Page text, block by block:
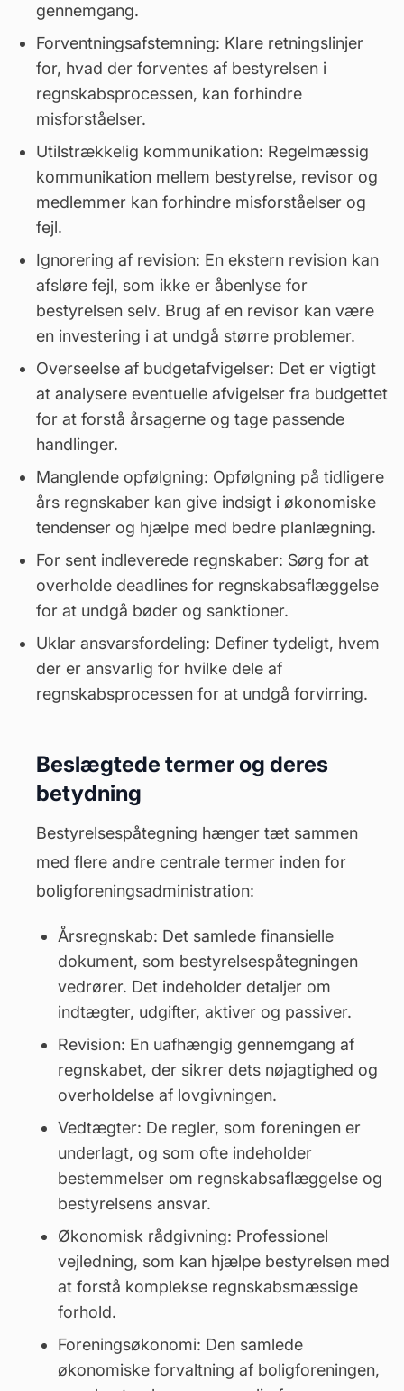
gennemgang.
Forventningsafstemning: Klare retningslinjer
for, hvad der forventes af bestyrelsen i
regnskabsprocessen, kan forhindre
misforståelser.
Utilstrækkelig kommunikation: Regelmæssig
kommunikation mellem bestyrelse, revisor og
medlemmer kan forhindre misforståelser og
fejl.
Ignorering af revision: En ekstern revision kan
afsløre fejl, som ikke er åbenlyse for
bestyrelsen selv. Brug af en revisor kan være
en investering i at undgå større problemer.
Overseelse af budgetafvigelser: Det er vigtigt
at analysere eventuelle afvigelser fra budgettet
for at forstå årsagerne og tage passende
handlinger.
Manglende opfølgning: Opfølgning på tidligere
års regnskaber kan give indsigt i økonomiske
tendenser og hjælpe med bedre planlægning.
For sent indleverede regnskaber: Sørg for at
overholde deadlines for regnskabsaflæggelse
for at undgå bøder og sanktioner.
Uklar ansvarsfordeling: Definer tydeligt, hvem
der er ansvarlig for hvilke dele af
regnskabsprocessen for at undgå forvirring.
Beslægtede termer og deres
betydning
Bestyrelsespåtegning hænger tæt sammen
med flere andre centrale termer inden for
boligforeningsadministration:
Årsregnskab: Det samlede finansielle
dokument, som bestyrelsespåtegningen
vedrører. Det indeholder detaljer om
indtægter, udgifter, aktiver og passiver.
Revision: En uafhængig gennemgang af
regnskabet, der sikrer dets nøjagtighed og
overholdelse af lovgivningen.
Vedtægter: De regler, som foreningen er
underlagt, og som ofte indeholder
bestemmelser om regnskabsaflæggelse og
bestyrelsens ansvar.
Økonomisk rådgivning: Professionel
vejledning, som kan hjælpe bestyrelsen med
at forstå komplekse regnskabsmæssige
forhold.
Foreningsøkonomi: Den samlede
økonomiske forvaltning af boligforeningen,